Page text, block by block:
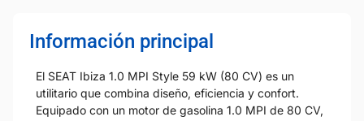
Información principal
El SEAT Ibiza 1.0 MPI Style 59 kW (80 CV) es un
utilitario que combina diseño, eficiencia y confort.
Equipado con un motor de gasolina 1.0 MPI de 80 CV,